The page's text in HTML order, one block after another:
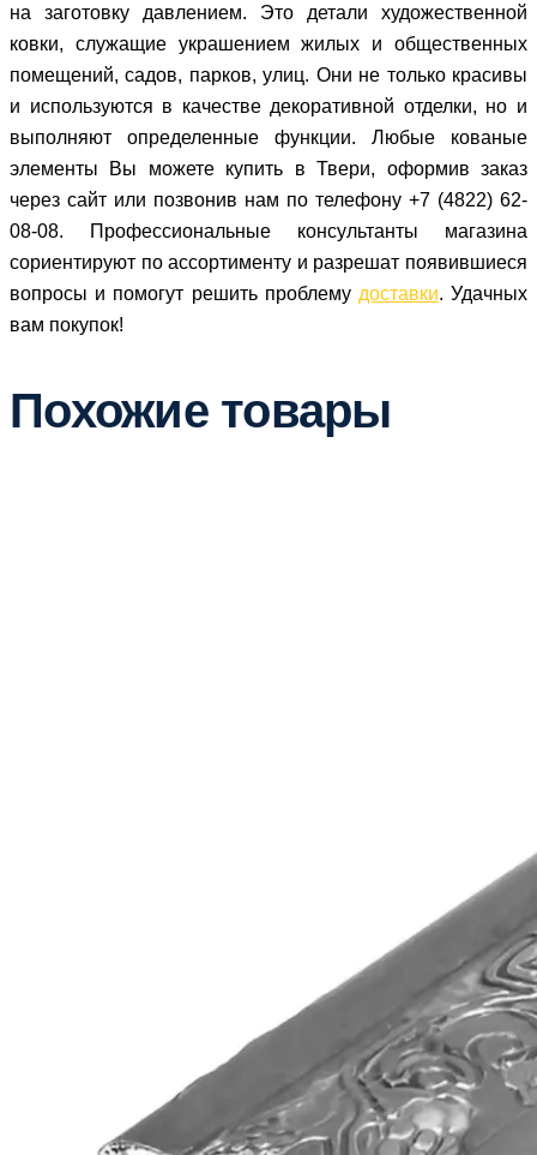
на заготовку давлением. Это детали художественной
ковки, служащие украшением жилых и общественных
помещений, садов, парков, улиц. Они не только красивы
и используются в качестве декоративной отделки, но и
выполняют определенные функции. Любые кованые
элементы Вы можете купить в Твери, оформив заказ
через сайт или позвонив нам по телефону +7 (4822) 62-
08-08. Профессиональные консультанты магазина
сориентируют по ассортименту и разрешат появившиеся
вопросы и помогут решить проблему доставки. Удачных
вам покупок!
Похожие товары